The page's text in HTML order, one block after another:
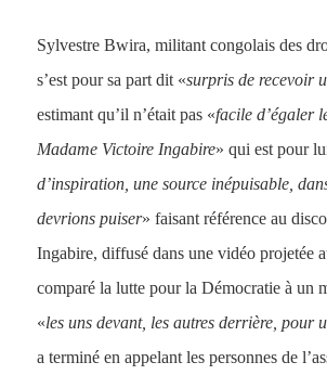
Sylvestre Bwira, militant congolais des
s’est pour sa part dit «surpris de recevoir
estimant qu’il n’était pas «facile d’égaler
Madame Victoire Ingabire» qui est pour
d’inspiration, une source inépuisable,
devrions puiser» faisant référence au
Ingabire, diffusé dans une vidéo projetée
comparé la lutte pour la Démocratie à un
«les uns devant, les autres derrière, pour
a terminé en appelant les personnes de